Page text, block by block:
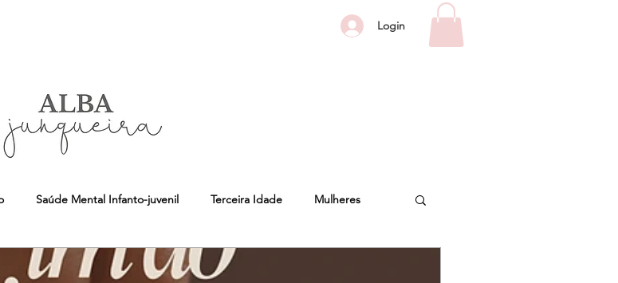
Login
Saúde Mental Infanto-juvenil Terceira Idade Mulheres